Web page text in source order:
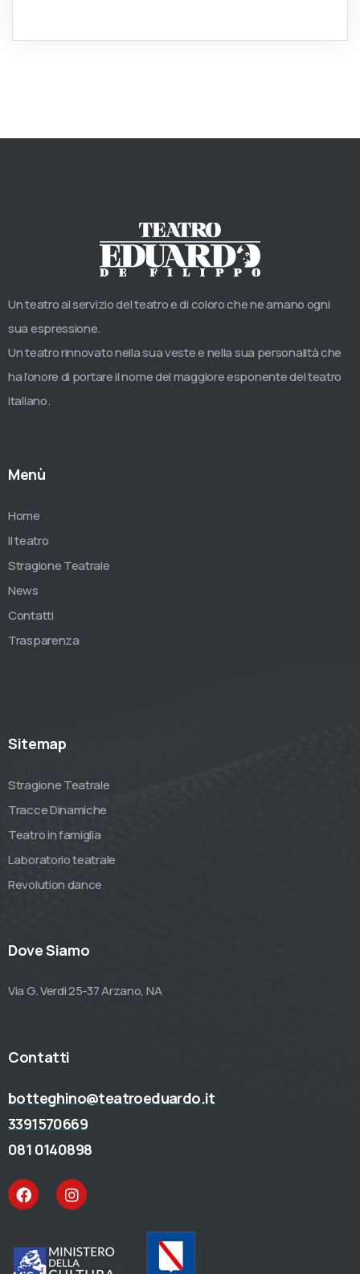
Un teatro al servizio del teatro e di coloro che ne amano ogni
sua espressione.
Un teatro rinnovato nella sua veste e nella sua personalità che
ha l’onore di portare il nome del maggiore esponente del teatro
italiano.
Menù
Home
Il teatro
Stragione Teatrale
News
Contatti
Trasparenza
Sitemap
Stragione Teatrale
Tracce Dinamiche
Teatro in famiglia
Laboratorio teatrale
Revolution dance
Dove Siamo
Via G. Verdi 25-37 Arzano, NA
Contatti
botteghino@teatroeduardo.it
3391570669
081 0140898